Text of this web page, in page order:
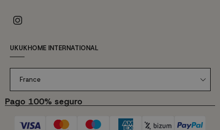
UKUKHOME INTERNATIONAL
France
Pago 100% seguro